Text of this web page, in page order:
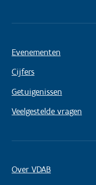
Evenementen
Cijfers
Getuigenissen
Veelgestelde vragen
Over VDAB